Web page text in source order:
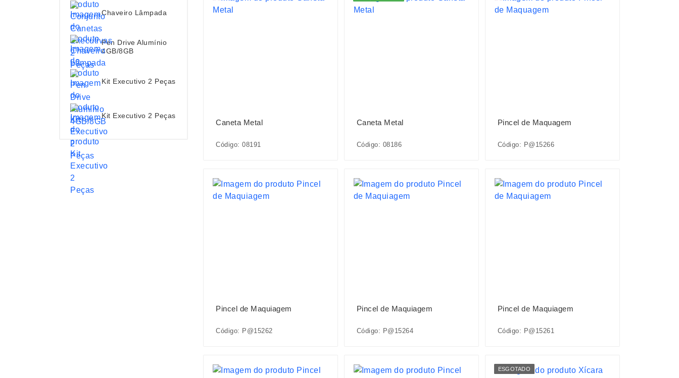
Chaveiro Lâmpada
Pen Drive Alumínio
4GB/8GB
Kit Executivo 2 Peças
Kit Executivo 2 Peças
Caneta Metal
Código: 08191
Caneta Metal
Código: 08186
Pincel de Maquagem
Código: P@15266
Pincel de Maquiagem
Código: P@15262
Pincel de Maquiagem
Código: P@15264
Pincel de Maquiagem
Código: P@15261
ESGOTADO